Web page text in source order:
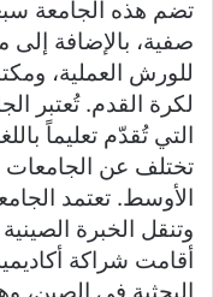
صفية، بالإضافة
للورش العملية،
لكرة القدم. تُعتبر
التي تُقدّم تعليماً
تختلف عن
الأوسط. تعتمد
وتنقل الخبرة
أقامت شراكة